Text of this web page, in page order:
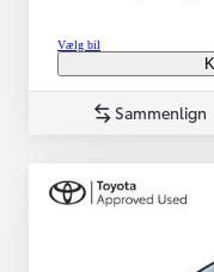
Vælg bil
Sammenlign